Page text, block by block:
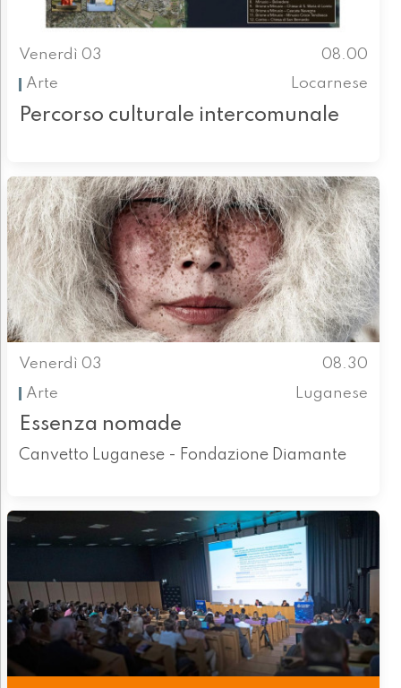
Venerdì 03
08.00
Arte
Locarnese
Percorso culturale intercomunale
Venerdì 03
08.30
Arte
Luganese
Essenza nomade
Canvetto Luganese - Fondazione Diamante